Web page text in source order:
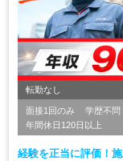
転勤なし
面接1回のみ 学歴不問
年間休日120日以上
経験を正当に評価！